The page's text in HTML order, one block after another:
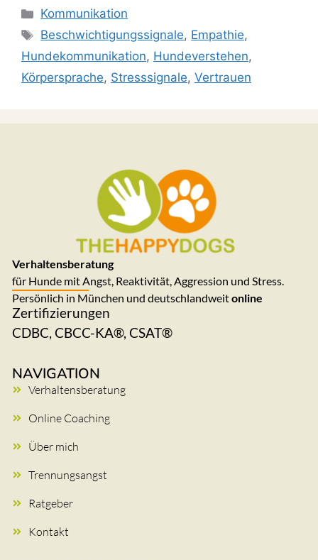
Kommunikation
Beschwichtigungssignale, Empathie,
Hundekommunikation, Hundeverstehen,
Körpersprache, Stresssignale, Vertrauen
Verhaltensberatung
für Hunde mit Angst, Reaktivität, Aggression und Stress.
Persönlich in München und deutschlandweitonline
Zertifizierungen
CDBC, CBCC-KA®, CSAT®
NAVIGATION
Verhaltensberatung
Online Coaching
Über mich
Trennungsangst
Ratgeber
Kontakt